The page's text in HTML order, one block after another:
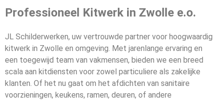
Professioneel Kitwerk in Zwolle e.o.
JL Schilderwerken, uw vertrouwde partner voor hoogwaardig
kitwerk in Zwolle en omgeving. Met jarenlange ervaring en
een toegewijd team van vakmensen, bieden we een breed
scala aan kitdiensten voor zowel particuliere als zakelijke
klanten. Of het nu gaat om het afdichten van sanitaire
voorzieningen, keukens, ramen, deuren, of andere